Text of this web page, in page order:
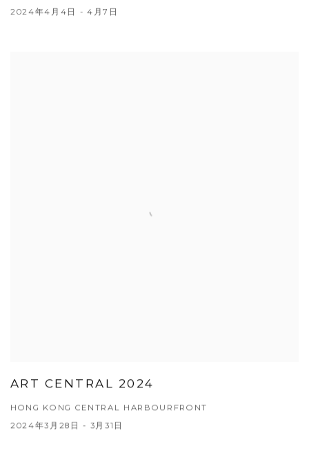
2024年4月4日 - 4月7日
ART CENTRAL 2024
HONG KONG CENTRAL HARBOURFRONT
2024年3月28日 - 3月31日